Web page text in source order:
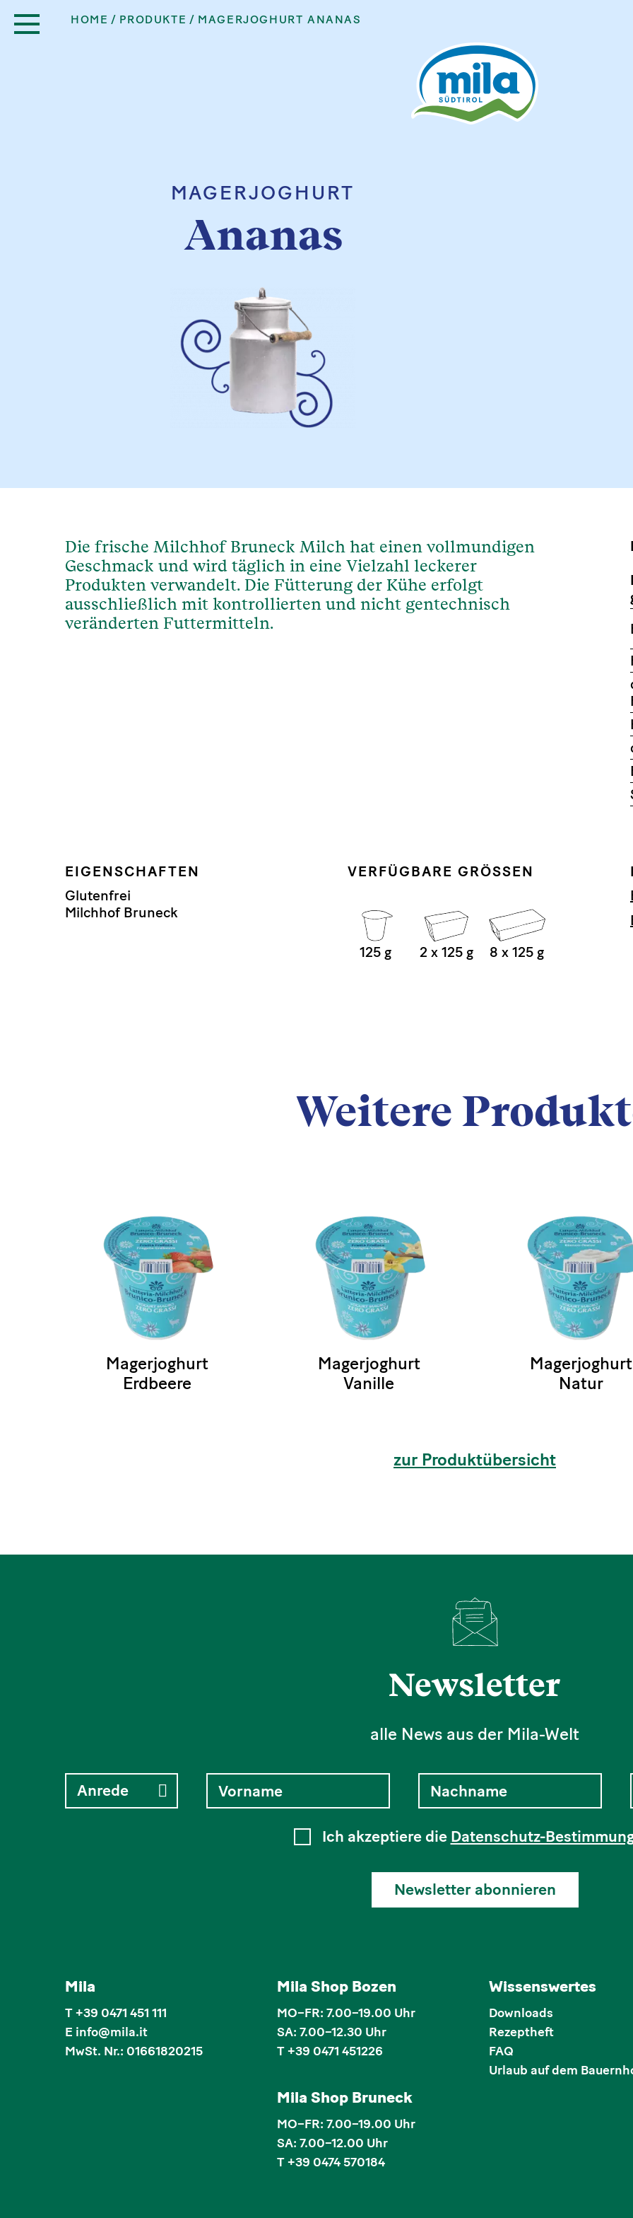
HOME PRODUKTE MAGERJOGHURT ANANAS
Ananas
MAGERJOGHURT
Die frische Milchhof Bruneck Milch hat einen vollmundigen
Geschmack und wird täglich in eine Vielzahl leckerer
Produkten verwandelt. Die Fütterung der Kühe erfolgt
ausschließlich mit kontrollierten und nicht gentechnisch
veränderten Futtermitteln.
EIGENSCHAFTEN
Glutenfrei
Milchhof Bruneck
VERFÜGBARE GRÖSSEN
125 g 2 x 125 g 8 x 125 g
Weitere
Magerjoghurt
Erdbeere
Magerjoghurt
Vanille
Magerjoghurt
Natur
zur Produktübersicht
Newsletter
alle News aus der Mila-Welt
Ich akzeptiere die Datenschutz-
Newsletter abonnieren
Mila
T+39 0471 451 111
E info@mila.it
MwSt. Nr.: 01661820215
Mila Shop Bozen
MO–FR: 7.00–19.00 Uhr
SA: 7.00–12.30 Uhr
T +39 0471 451226
Mila Shop Bruneck
MO–FR: 7.00–19.00 Uhr
SA: 7.00–12.00 Uhr
T +39 0474 570184
Wissenswertes
Downloads
Rezeptheft
FAQ
Urlaub auf dem